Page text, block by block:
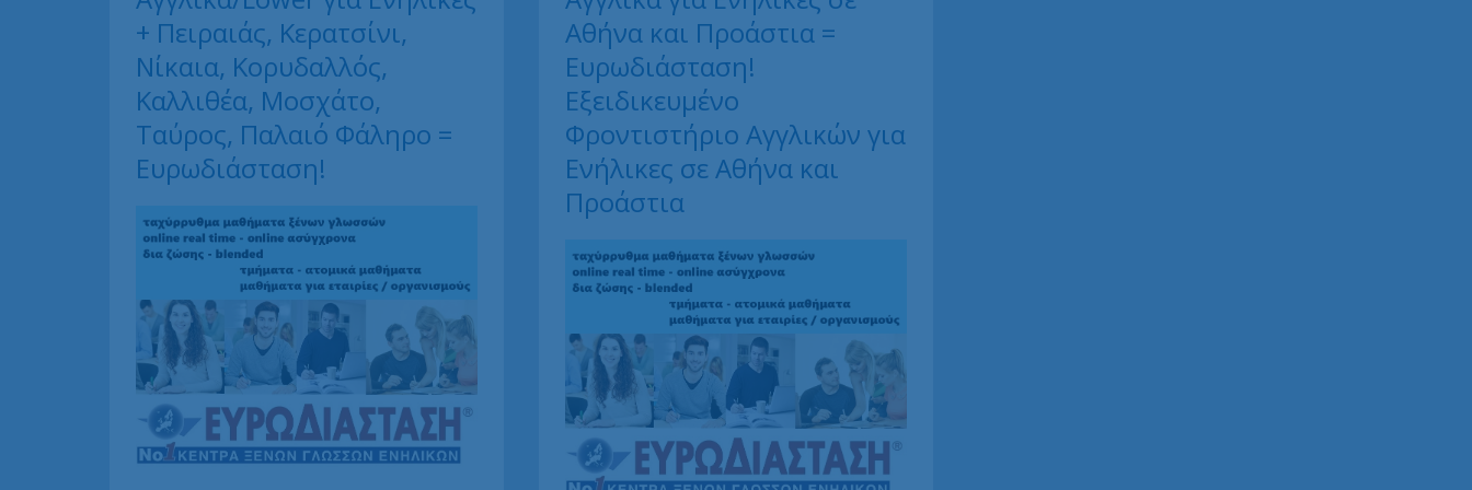
+ Πειραιάς, Κερατσίνι,
Νίκαια, Κορυδαλλός,
Καλλιθέα, Μοσχάτο,
Ταύρος, Παλαιό Φάληρο =
Ευρωδιάσταση!
Αθήνα και Προάστια =
Ευρωδιάσταση!
Εξειδικευμένο
Φροντιστήριο Αγγλικών για
Ενήλικες σε Αθήνα και
Προάστια